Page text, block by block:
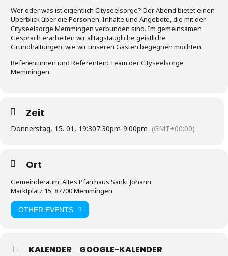
Wer oder was ist eigentlich Cityseelsorge? Der Abend bietet einen
Überblick über die Personen, Inhalte und Angebote, die mit der
Cityseelsorge Memmingen verbunden sind. Im gemeinsamen
Gespräch erarbeiten wir alltagstaugliche geistliche
Grundhaltungen, wie wir unseren Gästen begegnen möchten.
Referentinnen und Referenten: Team der Cityseelsorge
Memmingen
Zeit
Donnerstag, 15. 01, 19:307:30pm-9:00pm (GMT+00:00)
Ort
Gemeinderaum, Altes Pfarrhaus Sankt Johann
Marktplatz 15, 87700 Memmingen
OTHER EVENTS
KALENDER GOOGLE-KALENDER